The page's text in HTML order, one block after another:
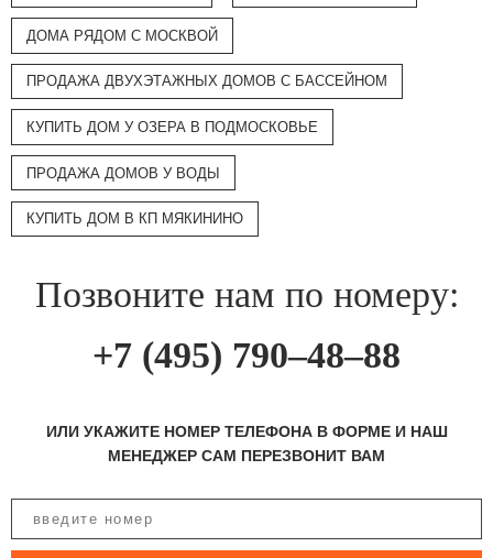
ДОМА РЯДОМ С МОСКВОЙ
ПРОДАЖА ДВУХЭТАЖНЫХ ДОМОВ С БАССЕЙНОМ
КУПИТЬ ДОМ У ОЗЕРА В ПОДМОСКОВЬЕ
ПРОДАЖА ДОМОВ У ВОДЫ
КУПИТЬ ДОМ В КП МЯКИНИНО
Позвоните нам по номеру:
+7 (495) 790–48–88
ИЛИ УКАЖИТЕ НОМЕР ТЕЛЕФОНА В ФОРМЕ И НАШ
МЕНЕДЖЕР САМ ПЕРЕЗВОНИТ ВАМ